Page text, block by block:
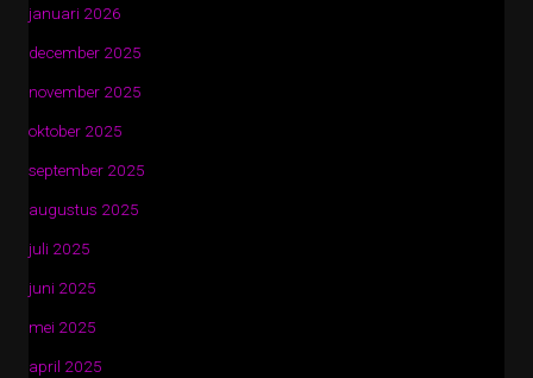
januari 2026
december 2025
november 2025
oktober 2025
september 2025
augustus 2025
juli 2025
juni 2025
mei 2025
april 2025